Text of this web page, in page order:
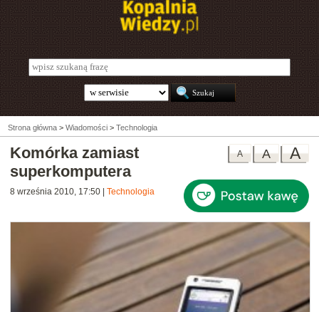
Strona główna > Wiadomości > Technologia
A
A
A
Komórka zamiast
superkomputera
8 września 2010, 17:50 Technologia